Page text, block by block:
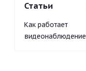
Статьи
Как работает
видеонаблюдение